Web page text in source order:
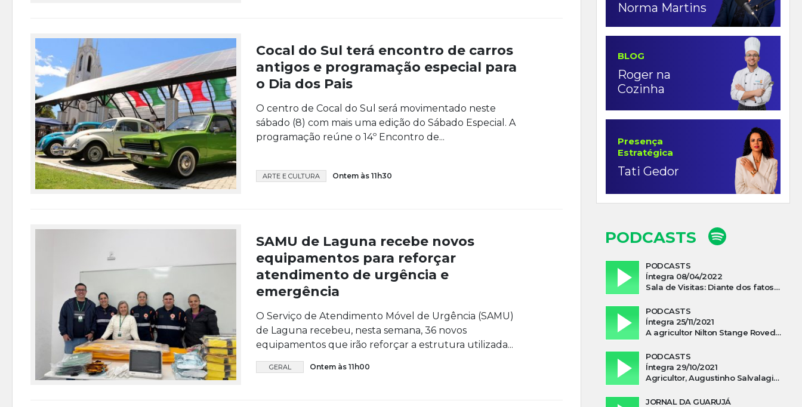
Cocal do Sul terá encontro de carros
antigos e programação especial para
o Dia dos Pais
O centro de Cocal do Sul será movimentado neste
sábado (8) com mais uma edição do Sábado Especial. A
programação reúne o 14º Encontro de...
ARTE E CULTURA Ontem às 11h30
SAMU de Laguna recebe novos
equipamentos para reforçar
atendimento de urgência e
emergência
O Serviço de Atendimento Móvel de Urgência (SAMU)
de Laguna recebeu, nesta semana, 36 novos
equipamentos que irão reforçar a estrutura utilizada...
GERAL Ontem às 11h00
Norma Martins
BLOG
Roger na
Cozinha
Presença
Estratégica
Tati Gedor
PODCASTS
PODCASTS
Íntegra 08/04/2022
Sala de Visitas: Diante dos fatos que influenciam a economia o que podemos esperar de 2022
PODCASTS
Íntegra 25/11/2021
A agricultor Nilton Stange Roveda, afirma ter recebido ajuda espiritual durante acidente
PODCASTS
Íntegra 29/10/2021
Agricultor, Augustinho Salvalagio, relata sobre aparição do Cavaleiro Negro no Rio das Furnas
JORNAL DA GUARUJÁ